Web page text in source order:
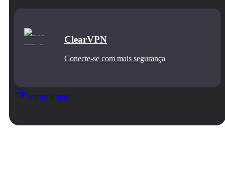
ClearVPN
Conecte‑se com mais segurança
Ver mais apps